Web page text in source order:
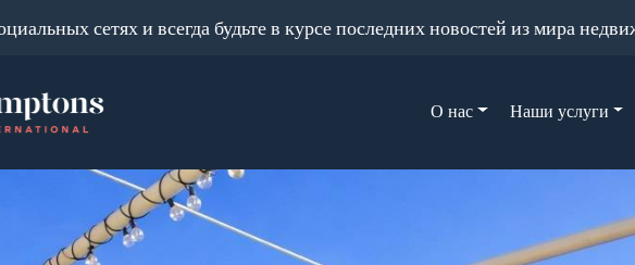
сетях и всегда будьте в курсе последних новостей из мира
О нас Наши услуги